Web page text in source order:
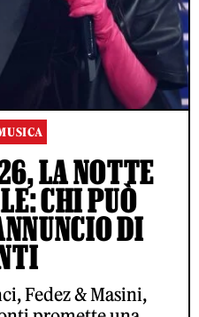
LA NOTTE
CHI PUÒ
DI
Fedez & Masini,